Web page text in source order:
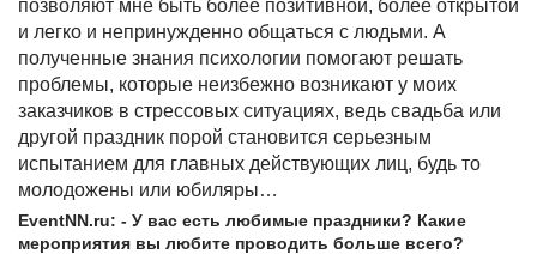
позволяют мне быть более позитивной, более открытой
и легко и непринужденно общаться с людьми. А
полученные знания психологии помогают решать
проблемы, которые неизбежно возникают у моих
заказчиков в стрессовых ситуациях, ведь свадьба или
другой праздник порой становится серьезным
испытанием для главных действующих лиц, будь то
молодожены или юбиляры…
EventNN.ru: - У вас есть любимые праздники? Какие
мероприятия вы любите проводить больше всего?